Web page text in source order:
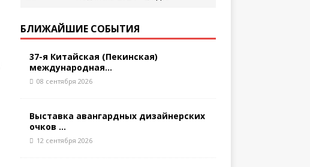
БЛИЖАЙШИЕ СОБЫТИЯ
37-я Китайская (Пекинская)
международная...
08 сентября 2026
Выставка авангардных дизайнерских
очков ...
12 сентября 2026